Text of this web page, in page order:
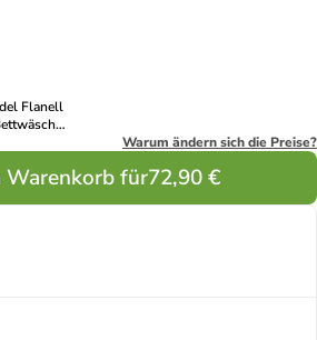
Flanell
Warum ändern sich die Preise?
Warenkorb für72,90 €